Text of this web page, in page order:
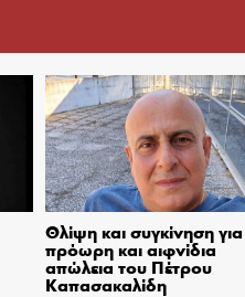
Θλίψη και συγκίνηση
πρόωρη και αιφνίδια
απώλεια του Πέτρου
Καπασακαλίδη